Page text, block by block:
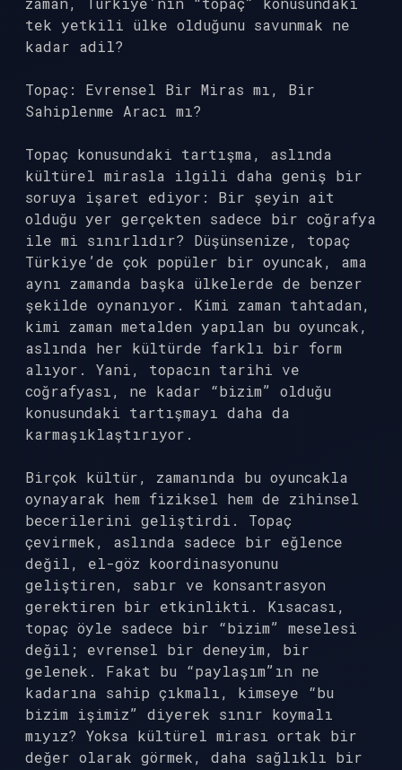
tek yetkili ülke olduğunu savunmak ne
kadar adil?
Topaç: Evrensel Bir Miras mı, Bir
Sahiplenme Aracı mı?
Topaç konusundaki tartışma, aslında
kültürel mirasla ilgili daha geniş bir
soruya işaret ediyor: Bir şeyin ait
olduğu yer gerçekten sadece bir coğrafya
ile mi sınırlıdır? Düşünsenize, topaç
Türkiye’de çok popüler bir oyuncak, ama
aynı zamanda başka ülkelerde de benzer
şekilde oynanıyor. Kimi zaman tahtadan,
kimi zaman metalden yapılan bu oyuncak,
aslında her kültürde farklı bir form
alıyor. Yani, topacın tarihi ve
coğrafyası, ne kadar “bizim” olduğu
konusundaki tartışmayı daha da
karmaşıklaştırıyor.
Birçok kültür, zamanında bu oyuncakla
oynayarak hem fiziksel hem de zihinsel
becerilerini geliştirdi. Topaç
çevirmek, aslında sadece bir eğlence
değil, el-göz koordinasyonunu
geliştiren, sabır ve konsantrasyon
gerektiren bir etkinlikti. Kısacası,
topaç öyle sadece bir “bizim” meselesi
değil; evrensel bir deneyim, bir
gelenek. Fakat bu “paylaşım”ın ne
kadarına sahip çıkmalı, kimseye “bu
bizim işimiz” diyerek sınır koymalı
mıyız? Yoksa kültürel mirası ortak bir
değer olarak görmek, daha sağlıklı bir